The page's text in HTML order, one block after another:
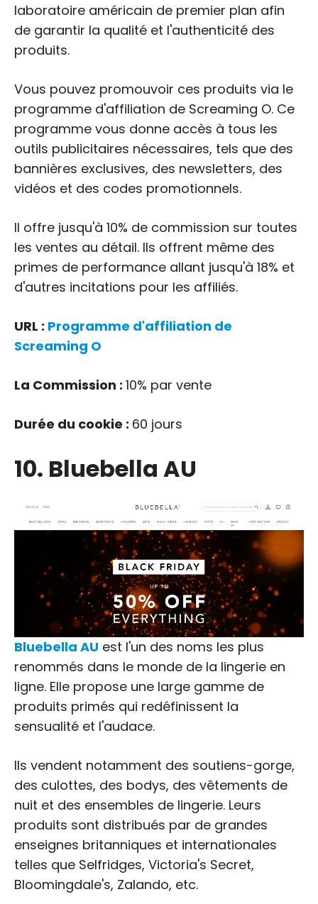
laboratoire américain de premier plan afin
de garantir la qualité et l'authenticité des
produits.
Vous pouvez promouvoir ces produits via le
programme d'affiliation de Screaming O. Ce
programme vous donne accès à tous les
outils publicitaires nécessaires, tels que des
bannières exclusives, des newsletters, des
vidéos et des codes promotionnels.
Il offre jusqu'à 10% de commission sur toutes
les ventes au détail. Ils offrent même des
primes de performance allant jusqu'à 18% et
d'autres incitations pour les affiliés.
URL : Programme d'affiliation de
Screaming O
La Commission : 10% par vente
Durée du cookie : 60 jours
10. Bluebella AU
Bluebella AU est l'un des noms les plus
renommés dans le monde de la lingerie en
ligne. Elle propose une large gamme de
produits primés qui redéfinissent la
sensualité et l'audace.
Ils vendent notamment des soutiens-gorge,
des culottes, des bodys, des vêtements de
nuit et des ensembles de lingerie. Leurs
produits sont distribués par de grandes
enseignes britanniques et internationales
telles que Selfridges, Victoria's Secret,
Bloomingdale's, Zalando, etc.